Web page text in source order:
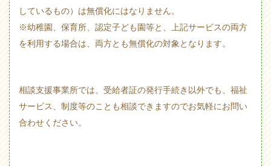
しているもの）は無償化にはなりません。
※幼稚園、保育所、認定子ども園等と、上記サービスの両方
を利用する場合は、両方とも無償化の対象となります。
相談支援事業所では、受給者証の発行手続き以外でも、福祉
サービス、制度等のことも相談できますのでお気軽にお問い
合わせください。